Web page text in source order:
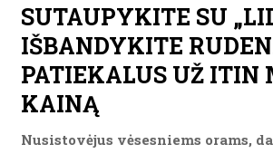
SUTAUPYKITE SU
IŠBANDYKITE
PATIEKALUS UŽ ITIN
KAINĄ
Nusistovėjus vėsesniems orams,